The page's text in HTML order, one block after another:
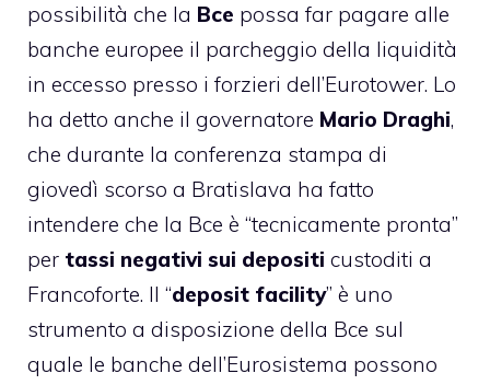
possibilità che la Bce possa far pagare alle
banche europee il parcheggio della liquidità
in eccesso presso i forzieri dell’Eurotower. Lo
ha detto anche il governatore Mario Draghi,
che durante la conferenza stampa di
giovedì scorso a Bratislava ha fatto
intendere che la Bce è “tecnicamente pronta”
per tassi negativi sui depositi custoditi a
Francoforte. Il “deposit facility” è uno
strumento a disposizione della Bce sul
quale le banche dell’Eurosistema possono